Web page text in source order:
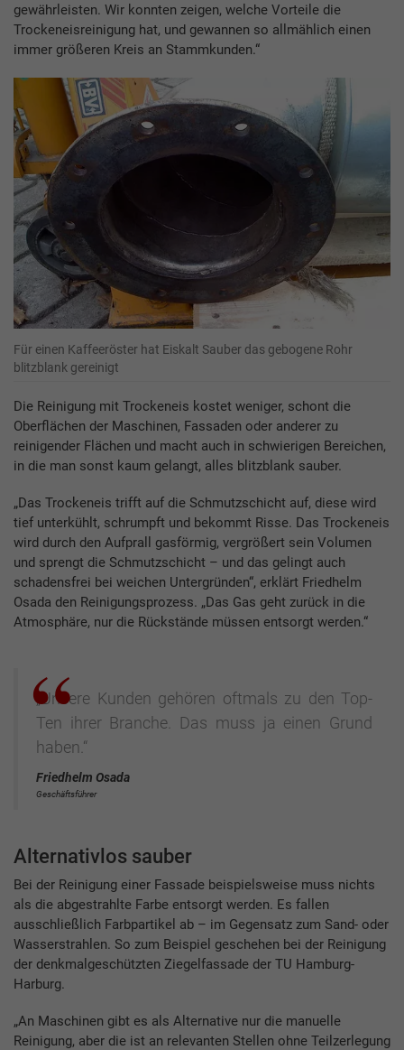
gewährleisten. Wir konnten zeigen, welche Vorteile die
Trockeneisreinigung hat, und gewannen so allmählich einen
immer größeren Kreis an Stammkunden.“
Für einen Kaffeeröster hat Eiskalt Sauber das gebogene Rohr
blitzblank gereinigt
Die Reinigung mit Trockeneis kostet weniger, schont die
Oberflächen der Maschinen, Fassaden oder anderer zu
reinigender Flächen und macht auch in schwierigen Bereichen,
in die man sonst kaum gelangt, alles blitzblank sauber.
„Das Trockeneis trifft auf die Schmutzschicht auf, diese wird
tief unterkühlt, schrumpft und bekommt Risse. Das Trockeneis
wird durch den Aufprall gasförmig, vergrößert sein Volumen
und sprengt die Schmutzschicht – und das gelingt auch
schadensfrei bei weichen Untergründen“, erklärt Friedhelm
Osada den Reinigungsprozess. „Das Gas geht zurück in die
Atmosphäre, nur die Rückstände müssen entsorgt werden.“
„Unsere Kunden gehören oftmals zu den Top-
Ten ihrer Branche. Das muss ja einen Grund
haben.“
Friedhelm Osada
Geschäftsführer
Alternativlos sauber
Bei der Reinigung einer Fassade beispielsweise muss nichts
als die abgestrahlte Farbe entsorgt werden. Es fallen
ausschließlich Farbpartikel ab – im Gegensatz zum Sand- oder
Wasserstrahlen. So zum Beispiel geschehen bei der Reinigung
der denkmalgeschützten Ziegelfassade der TU Hamburg-
Harburg.
„An Maschinen gibt es als Alternative nur die manuelle
Reinigung, aber die ist an relevanten Stellen ohne Teilzerlegung